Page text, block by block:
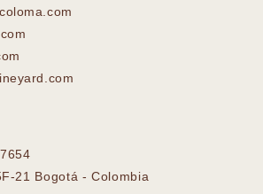
21 Bogotá - Colombia